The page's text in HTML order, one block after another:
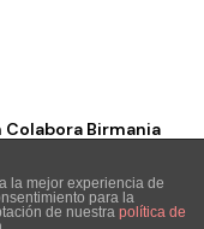
Colabora Birmania
la mejor experiencia de
para la
de nuestra política de